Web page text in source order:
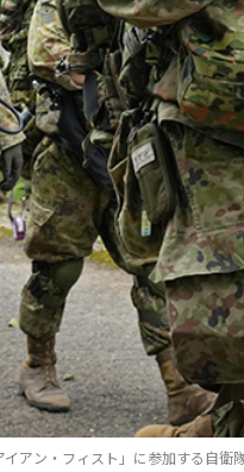
アン・フィスト」に参加する自